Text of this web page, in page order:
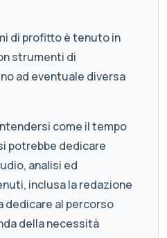
di profitto è tenuto in
strumenti di
ad eventuale diversa
come il tempo
potrebbe dedicare
analisi ed
inclusa la redazione
dedicare al percorso
della necessità